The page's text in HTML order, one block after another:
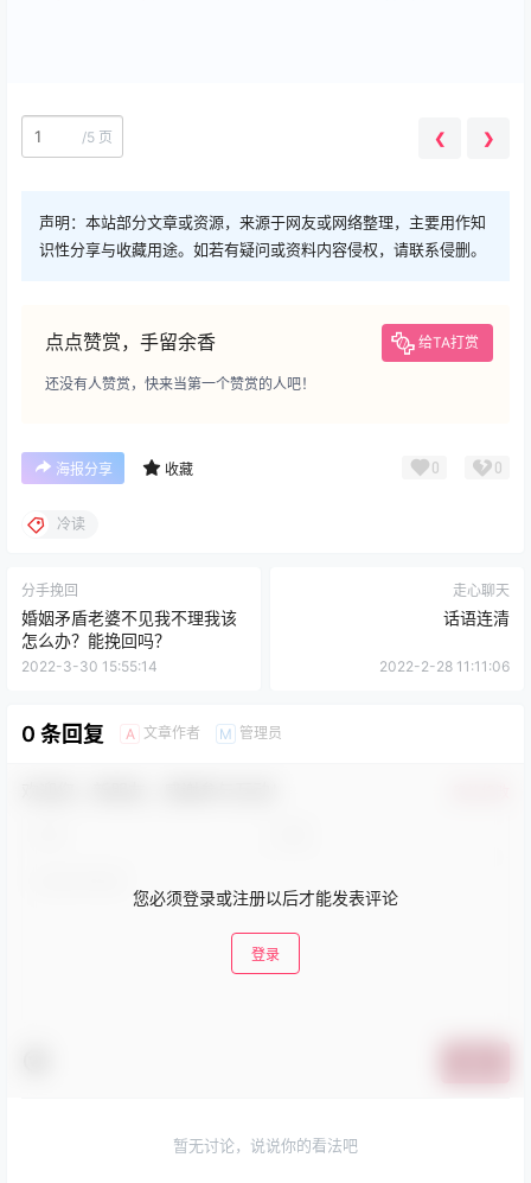
/5 页 ❮ ❯
声明：本站部分文章或资源，来源于网友或网络整理，主要用作知
识性分享与收藏用途。如若有疑问或资料内容侵权，请联系侵删。
点点赞赏，手留余香 给TA打赏
还没有人赞赏，快来当第一个赞赏的人吧！
海报分享 收藏 0 0
冷读
分手挽回
婚姻矛盾老婆不见我不理我该
怎么办？能挽回吗？
2022-3-30 15:55:14
走心聊天
话语连清
2022-2-28 11:11:06
0 条回复 A 文章作者 M 管理员
您必须登录或注册以后才能发表评论
登录
暂无讨论，说说你的看法吧